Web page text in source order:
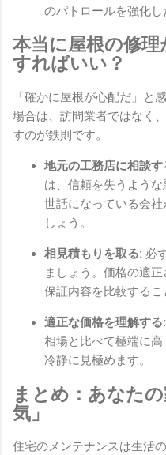
のパトロールを強化し
本当に屋根の修
すればいい？
「確かに屋根が心配だ」と
場合は、訪問業者ではなく
すのが鉄則です。
地元の工務店に相談す
は、信頼を失うよう
世話になっている会
しょう。
相見積もりを取る: 必
ましょう。価格の適
保証内容を比較するこ
適正な価格を理解する:
相場と比べて極端に
冷静に見極めます。
まとめ：あなた
気」
住宅のメンテナンスは生活